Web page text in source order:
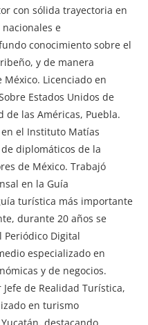
con sólida trayectoria en
e
conocimiento sobre el
y de manera
Licenciado en
Estados Unidos de
las Américas, Puebla.
el Instituto Matías
diplomáticos de la
de México. Trabajó
en la Guía
turística más importante
durante 20 años se
Periódico Digital
especializado en
y de negocios.
de Realidad Turística,
en turismo